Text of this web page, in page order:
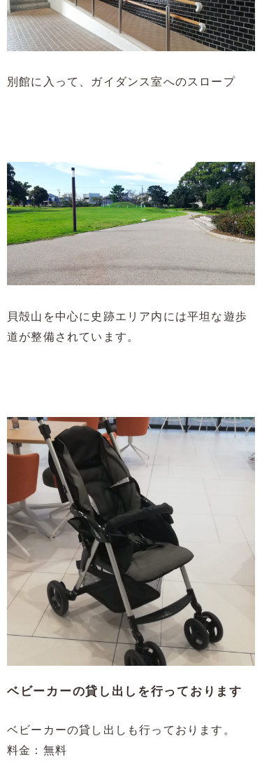
別館に入って、ガイダンス室へのスロープ
貝殻山を中心に史跡エリア内には平坦な遊歩
道が整備されています。
ベビーカーの貸し出しを行っております
ベビーカーの貸し出しも行っております。
料金：無料